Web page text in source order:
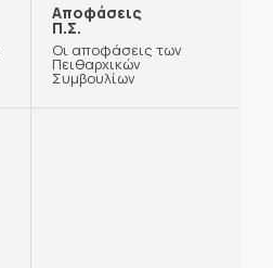
Αποφάσεις
Π.Σ.
Οι αποφάσεις των
Πειθαρχικών
Συμβουλίων